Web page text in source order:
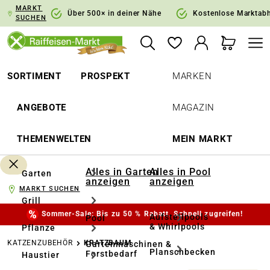
Zur Hauptnavigation springen
MARKT
SUCHEN
Über 500× in deiner Nähe Kostenlose
SORTIMENT PROSPEKT
ANGEBOTE
THEMENWELTEN
MARKEN
MAGAZIN
MEIN MARKT
Garten
Grill
Pflanze
Haustier
Alles in Garten
anzeigen
Pool
Gartenmaschinen &
Forstbedarf
Alles in Pool
anzeigen
Aufstellpools
& Whirlpools
Planschbecken
MARKT SUCHEN
Sommer-Sale: Bis zu 50 % Rabatt. Schnell zugreifen!
KATZENZUBEHÖR KRATZBAUM